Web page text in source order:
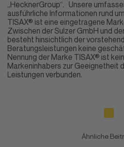
„HecknerGroup“. Unsere
ausführliche Informationen rund
TISAX® ist eine eingetragene
Zwischen der Sulzer GmbH und
besteht hinsichtlich der
Beratungsleistungen keine
Nennung der Marke TISAX® ist
Markeninhabers zur Geeignetheit
Leistungen verbunden.
Ähnliche